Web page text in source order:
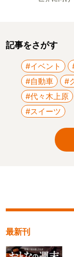
記事をさがす
#イベント
#自動車
#
#代々木上原
#スイーツ
最新刊